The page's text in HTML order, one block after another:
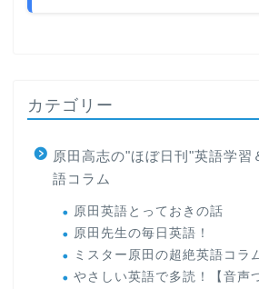
カテゴリー
原田高志の"ほぼ日刊"英語学習
語コラム
原田英語とっておきの話
原田先生の毎日英語！
ミスター原田の超絶英語コラ
やさしい英語で多読！【音声